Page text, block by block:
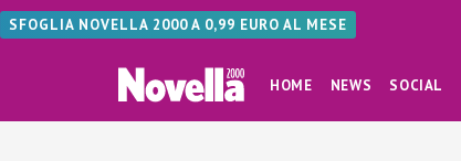
SFOGLIA NOVELLA 2000 A 0,99 EURO AL MESE
HOME NEWS SOCIAL